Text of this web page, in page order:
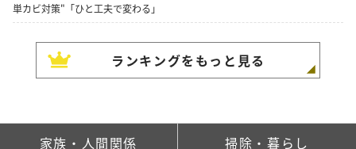
単カビ対策"「ひと工夫で変わる」
ランキングをもっと見る
家族・人間関係 掃除・暮らし